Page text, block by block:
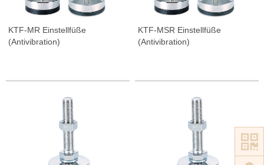
KTF-MR Einstellfüße
(Antivibration)
KTF-MSR Einstellfüße
(Antivibration)